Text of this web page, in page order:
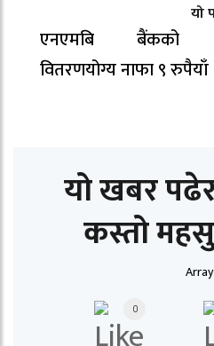
यो
एनएमबि बैंकको
वितरणयोग्य नाफा ९
यो खबर
कस्तो
Array
0